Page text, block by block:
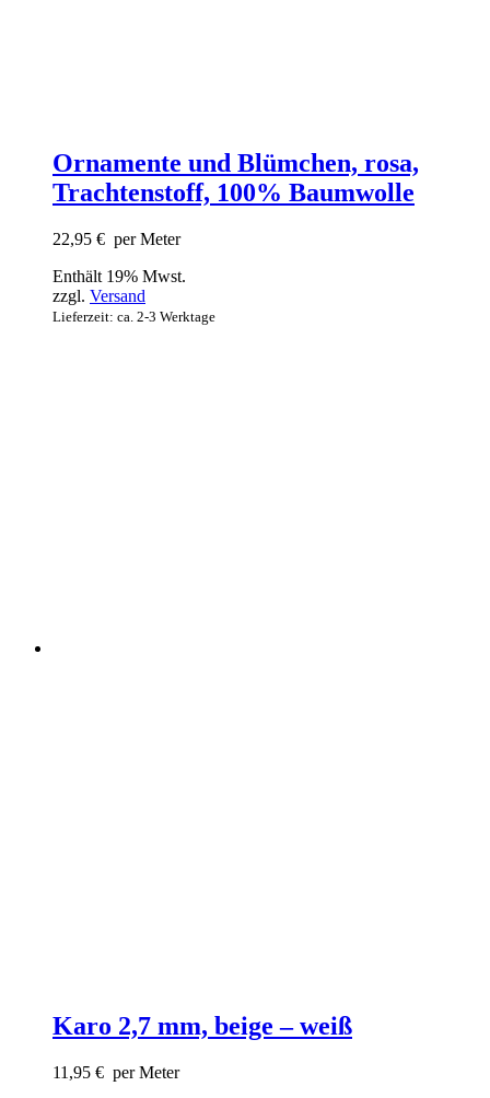
Ornamente und Blümchen, rosa,
Trachtenstoff, 100% Baumwolle
22,95 € per Meter
Enthält 19% Mwst.
zzgl. Versand
Lieferzeit: ca. 2-3 Werktage
Karo 2,7 mm, beige – weiß
11,95 € per Meter